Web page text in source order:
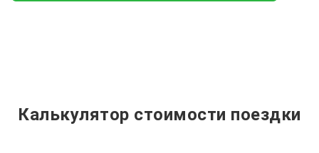
Калькулятор стоимости поездки